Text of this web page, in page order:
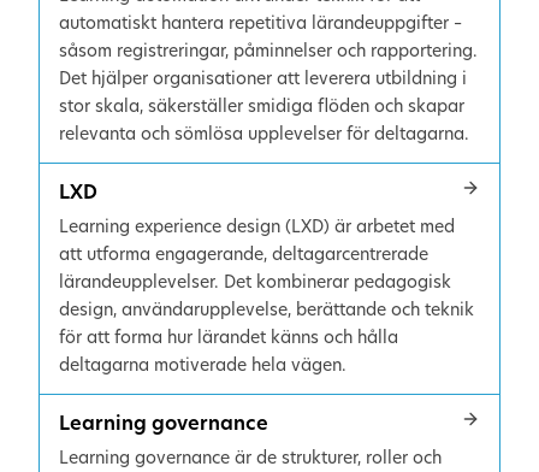
automatiskt hantera repetitiva lärandeuppgifter –
såsom registreringar, påminnelser och rapportering.
Det hjälper organisationer att leverera utbildning i
stor skala, säkerställer smidiga flöden och skapar
relevanta och sömlösa upplevelser för deltagarna.
LXD
Learning experience design (LXD) är arbetet med
att utforma engagerande, deltagarcentrerade
lärandeupplevelser. Det kombinerar pedagogisk
design, användarupplevelse, berättande och teknik
för att forma hur lärandet känns och hålla
deltagarna motiverade hela vägen.
Learning governance
Learning governance är de strukturer, roller och